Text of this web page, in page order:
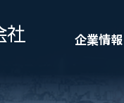
企業情報